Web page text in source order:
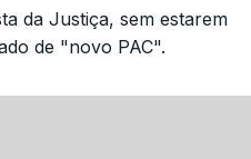
da Justiça, sem estarem
de "novo PAC".